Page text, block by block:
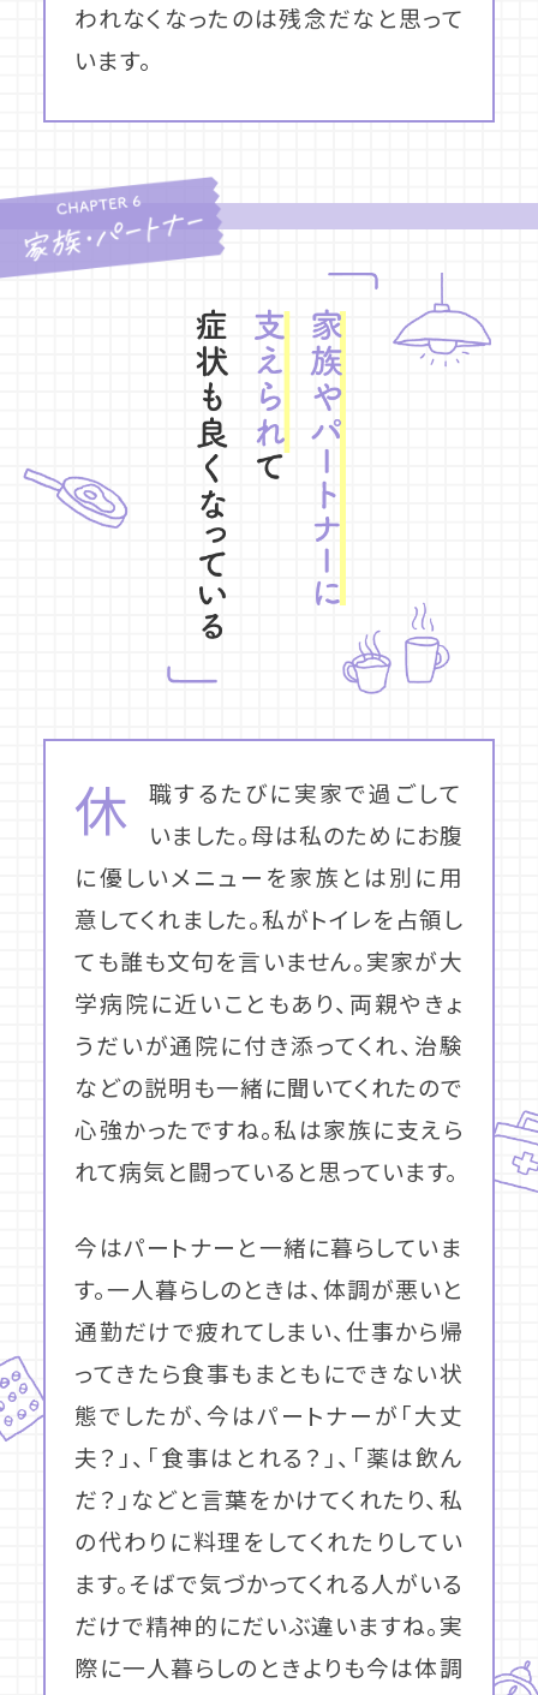
われなくなったのは残念だなと思って
います。
休
職するたびに実家で過ごして
いました。母は私のためにお腹
に優しいメニューを家族とは別に用
意してくれました。私がトイレを占領し
ても誰も文句を言いません。実家が大
学病院に近いこともあり、両親やきょ
うだいが通院に付き添ってくれ、治験
などの説明も一緒に聞いてくれたので
心強かったですね。私は家族に支えら
れて病気と闘っていると思っています。
今はパートナーと一緒に暮らしていま
す。一人暮らしのときは、体調が悪いと
通勤だけで疲れてしまい、仕事から帰
ってきたら食事もまともにできない状
態でしたが、今はパートナーが「大丈
夫？」、「食事はとれる？」、「薬は飲ん
だ？」などと言葉をかけてくれたり、私
の代わりに料理をしてくれたりしてい
ます。そばで気づかってくれる人がいる
だけで精神的にだいぶ違いますね。実
際に一人暮らしのときよりも今は体調